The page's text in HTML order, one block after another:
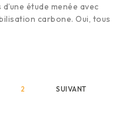
étude menée avec
carbone. Oui, tous
2 SUIVANT